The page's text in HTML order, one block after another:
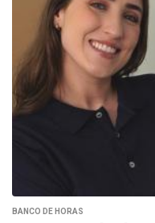
BANCO DE HORAS